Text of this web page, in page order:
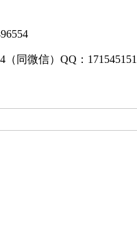
（同微信）QQ：